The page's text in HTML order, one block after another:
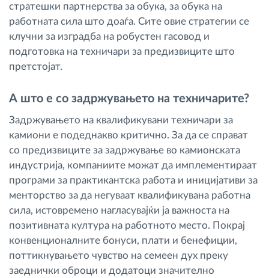
стратешки партнерства за обука, за обука на
работната сила што доаѓа. Сите овие стратегии се
клучни за изградба на робустен гасовод и
подготовка на техничари за предизвиците што
претстојат.
А што е со задржувањето на техничарите?
Задржувањето на квалификувани техничари за
камиони е подеднакво критично. За да се справат
со предизвиците за задржување во камионската
индустрија, компаниите можат да имплементираат
програми за практикантска работа и иницијативи за
менторство за да негуваат квалификувана работна
сила, истовремено нагласувајќи ја важноста на
позитивната култура на работното место. Покрај
конвенционалните бонуси, плати и бенефиции,
поттикнувањето чувство на семеен дух преку
заеднички оброци и додатоци значително